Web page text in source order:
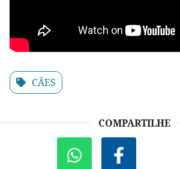
CÃES
COMPARTILHE